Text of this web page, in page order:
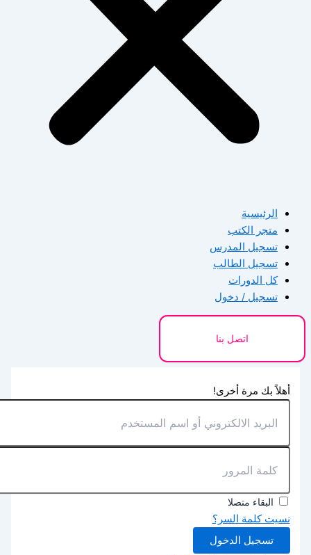
الرئيسية
متجر الكتب
تسجيل المدرس
تسجيل الطالب
كل الدورات
تسجيل / دخول
اتصل بنا
أهلاً بك مرة أخرى!
البقاء متصلا
نسيت كلمة السر؟
تسجيل الدخول